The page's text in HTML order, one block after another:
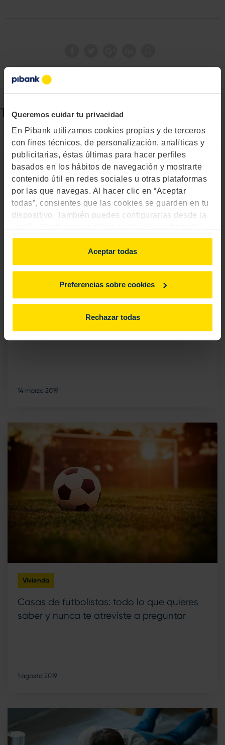
Queremos cuidar tu privacidad
En Pibank utilizamos cookies propias y de terceros
con fines técnicos, de personalización, analíticas y
publicitarias, éstas últimas para hacer perfiles
basados en los hábitos de navegación y mostrarte
contenido útil en redes sociales u otras plataformas
por las que navegas. Al hacer clic en “Aceptar
todas”, consientes que las cookies se guarden en tu
dispositivo. También puedes configurarlas desde la
opción "Preferencias sobre cookies" o rechazarlas.
Para más información, consultaaquí.
Aceptar todas
Preferencias sobre cookies
Rechazar todas
También puede interesarte...
Casa o piso, ¿cuál es la mejor opción?
14 marzo 2019
Vivienda
Casas de futbolistas: todo lo que quieres
saber y nunca te atreviste a preguntar
1 agosto 2019